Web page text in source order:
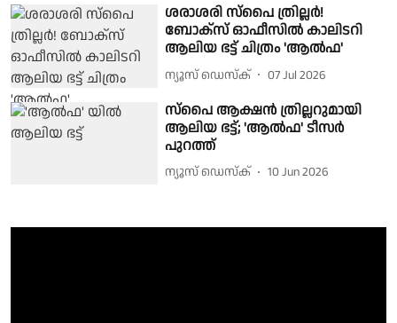
ശരാശരി സ്പൈ ത്രില്ലർ!
ബോക്സ് ഓഫീസിൽ കാലിടറി
ആലിയ ഭട്ട് ചിത്രം 'ആൽഫ'
ന്യൂസ് ഡെസ്ക് 07 Jul 2026
സ്പൈ ആക്ഷൻ ത്രില്ലറുമായി
ആലിയ ഭട്ട്; 'ആൽഫ' ടീസർ
പുറത്ത്
ന്യൂസ് ഡെസ്ക് 10 Jun 2026